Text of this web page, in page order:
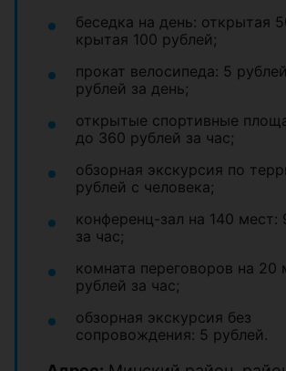
беседка на день: открытая
крытая 100 рублей;
прокат велосипеда: 5
рублей за день;
открытые спортивные
до 360 рублей за час;
обзорная экскурсия по
рублей с человека;
конференц-зал на 140 мест:
за час;
комната переговоров на 20
рублей за час;
обзорная экскурсия без
сопровождения: 5 рублей.